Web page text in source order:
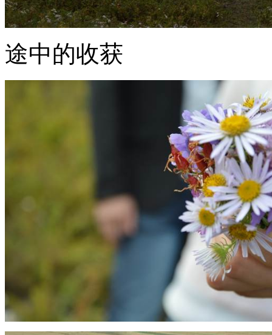
途中的收获